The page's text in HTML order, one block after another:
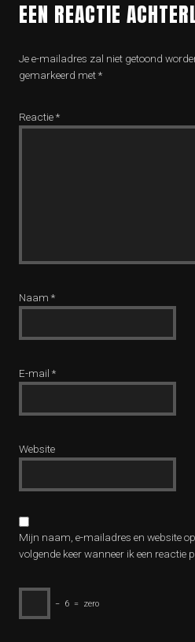
EEN REACTIE
Je e-mailadres zal niet getoond
gemarkeerd met*
Reactie*
Naam *
E-mail *
Website
Mijn naam, e-mailadres en website
volgende keer wanneer ik een reactie
− 6 = zero